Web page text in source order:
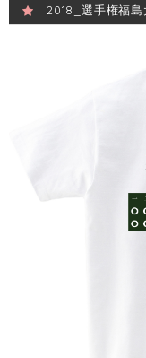
2018_選手権福